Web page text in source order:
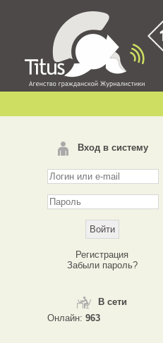
Вход в систему
Регистрация
Забыли пароль?
В сети
Онлайн: 963